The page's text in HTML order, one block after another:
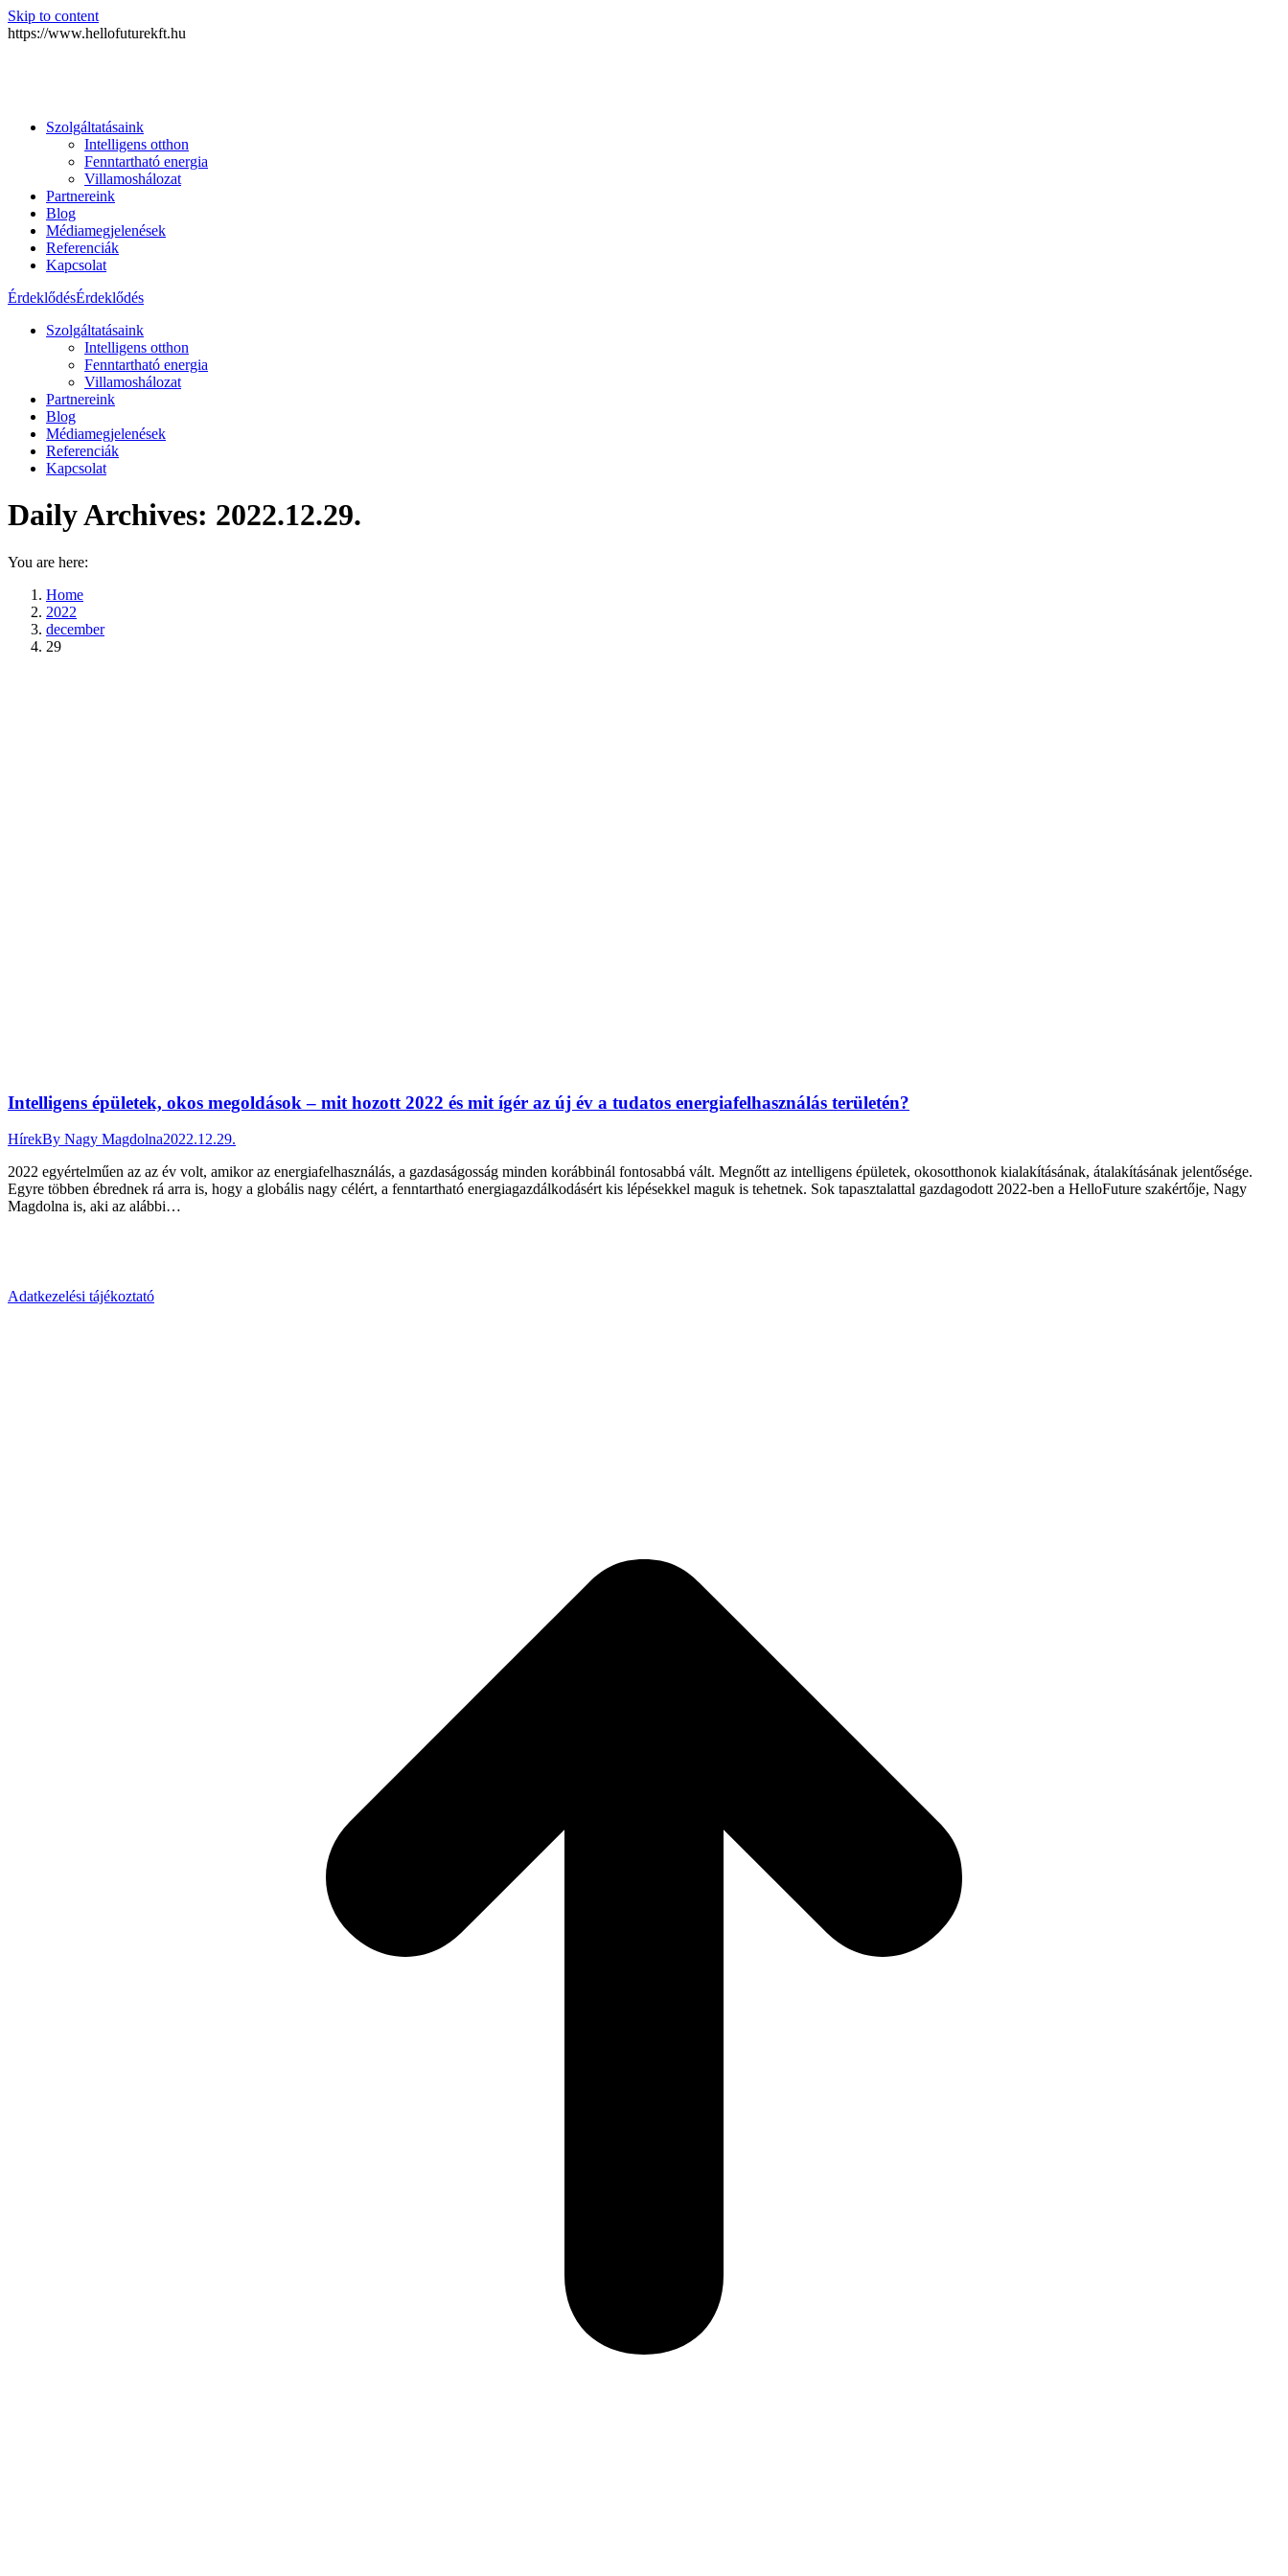
Skip to content
https://www.hellofuturekft.hu
Szolgáltatásaink
Intelligens otthon
Fenntartható energia
Villamoshálozat
Partnereink
Blog
Médiamegjelenések
Referenciák
Kapcsolat
ÉrdeklődésÉrdeklődés
Szolgáltatásaink
Intelligens otthon
Fenntartható energia
Villamoshálozat
Partnereink
Blog
Médiamegjelenések
Referenciák
Kapcsolat
Daily Archives: 2022.12.29.
You are here:
Home
2022
december
29
Intelligens épületek, okos megoldások – mit hozott 2022 és mit ígér az új év a tudatos energiafelhasználás területén?
HírekBy Nagy Magdolna2022.12.29.
2022 egyértelműen az az év volt, amikor az energiafelhasználás, a gazdaságosság minden korábbinál fontosabbá vált. Megnőtt az intelligens épületek, okosotthonok kialakításának, átalakításának jelentősége.
Egyre többen ébrednek rá arra is, hogy a globális nagy célért, a fenntartható energiagazdálkodásért kis lépésekkel maguk is tehetnek. Sok tapasztalattal gazdagodott 2022-ben a HelloFuture szakértője, Nagy
Magdolna is, aki az alábbi…
Adatkezelési tájékoztató